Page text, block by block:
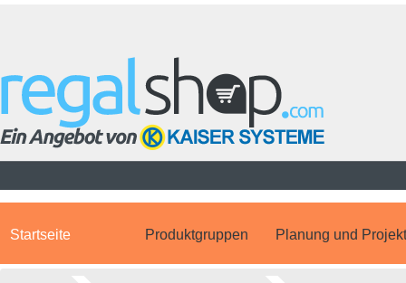
Startseite Produktgruppen Planung und